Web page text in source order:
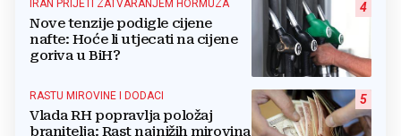
4
IRAN PRIJETI ZATVARANJEM HORMUZA
Nove tenzije podigle cijene
nafte: Hoće li utjecati na cijene
goriva u BiH?
5
RASTU MIROVINE I DODACI
Vlada RH popravlja položaj
branitelja: Rast najnižih mirovina